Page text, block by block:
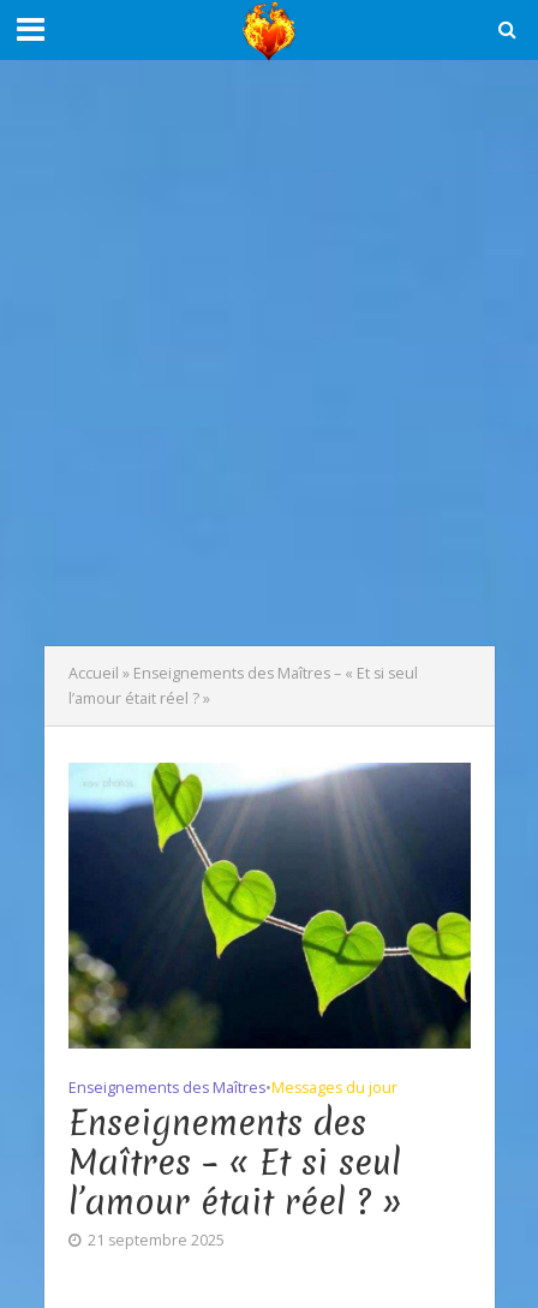
Accueil » Enseignements des Maîtres – « Et si seul
l’amour était réel ? »
Enseignements des Maîtres•Messages du jour
Enseignements des
Maîtres – « Et si seul
l’amour était réel ? »
21 septembre 2025